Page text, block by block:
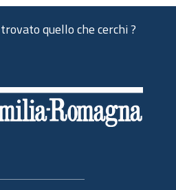
quello che cerchi ?